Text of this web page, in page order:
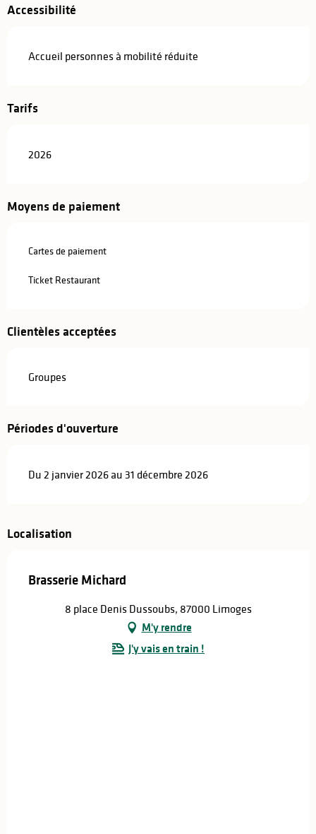
Accessibilité
Accueil personnes à mobilité réduite
Tarifs
2026
Moyens de paiement
Cartes de paiement
Ticket Restaurant
Clientèles acceptées
Groupes
Périodes d'ouverture
Du 2 janvier 2026 au 31 décembre 2026
Localisation
Brasserie Michard
8 place Denis Dussoubs, 87000 Limoges
M'y rendre
J'y vais en train !